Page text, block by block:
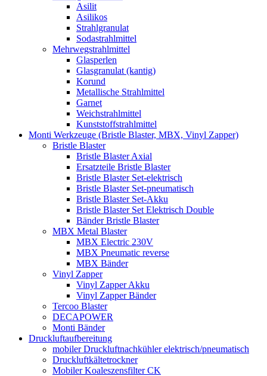
Asilit
Asilikos
Strahlgranulat
Sodastrahlmittel
Mehrwegstrahlmittel
Glasperlen
Glasgranulat (kantig)
Korund
Metallische Strahlmittel
Garnet
Weichstrahlmittel
Kunststoffstrahlmittel
Monti Werkzeuge (Bristle Blaster, MBX, Vinyl Zapper)
Bristle Blaster
Bristle Blaster Axial
Ersatzteile Bristle Blaster
Bristle Blaster Set-elektrisch
Bristle Blaster Set-pneumatisch
Bristle Blaster Set-Akku
Bristle Blaster Set Elektrisch Double
Bänder Bristle Blaster
MBX Metal Blaster
MBX Electric 230V
MBX Pneumatic reverse
MBX Bänder
Vinyl Zapper
Vinyl Zapper Akku
Vinyl Zapper Bänder
Tercoo Blaster
DECAPOWER
Monti Bänder
Druckluftaufbereitung
mobiler Druckluftnachkühler elektrisch/pneumatisch
Druckluftkältetrockner
Mobiler Koaleszensfilter CK